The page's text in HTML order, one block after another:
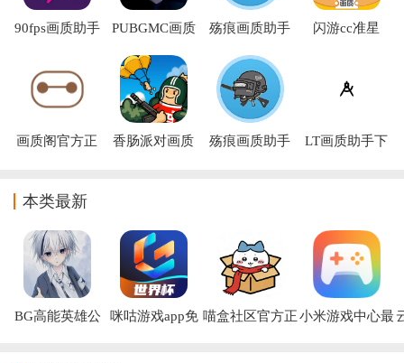
90fps画质助手
PUBGMC画质
殇痕画质助手
闪游cc准星
画质阁官方正
香肠派对画质
殇痕画质助手
LT画质助手下
本类最新
BG高能英雄公
咪咕游戏app免 喵盒社区官方正小米游戏中心最